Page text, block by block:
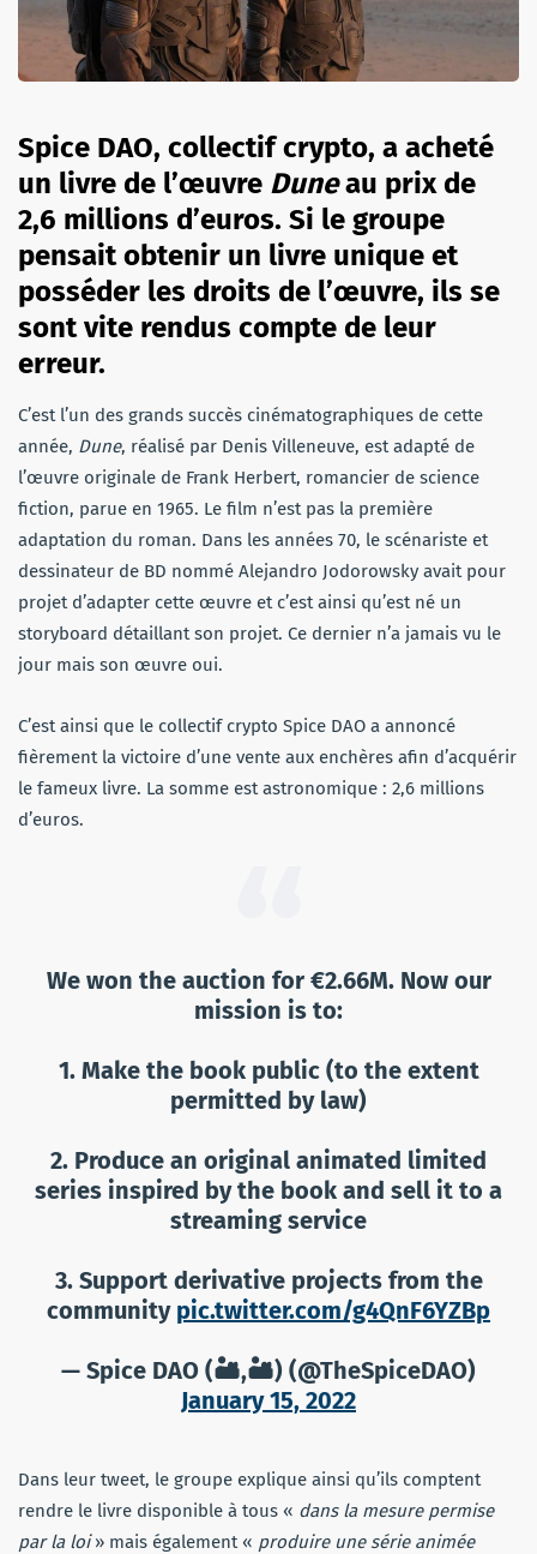
Spice DAO, collectif crypto, a acheté
un livre de l’œuvre Duneau prix de
2,6 millions d’euros. Si le groupe
pensait obtenir un livre unique et
posséder les droits de l’œuvre, ils se
sont vite rendus compte de leur
erreur.
C’est l’un des grands succès cinématographiques de cette
année, Dune, réalisé par Denis Villeneuve, est adapté de
l’œuvre originale de Frank Herbert, romancier de science
fiction, parue en 1965. Le film n’est pas la première
adaptation du roman. Dans les années 70, le scénariste et
dessinateur de BD nommé Alejandro Jodorowsky avait pour
projet d’adapter cette œuvre et c’est ainsi qu’est né un
storyboard détaillant son projet. Ce dernier n’a jamais vu le
jour mais son œuvre oui.
C’est ainsi que le collectif crypto Spice DAO a annoncé
fièrement la victoire d’une vente aux enchères afin d’acquérir
le fameux livre. La somme est astronomique : 2,6 millions
d’euros.
We won the auction for €2.66M. Now our
mission is to:
1. Make the book public (to the extent
permitted by law)
2. Produce an original animated limited
series inspired by the book and sell it to a
streaming service
3. Support derivative projects from the
community pic.twitter.com/g4QnF6YZBp
— Spice DAO (🏜,🏜) (@TheSpiceDAO)
January 15, 2022
Dans leur tweet, le groupe explique ainsi qu’ils comptent
rendre le livre disponible à tous « dans la mesure permise
par la loi» mais également « produire une série animée